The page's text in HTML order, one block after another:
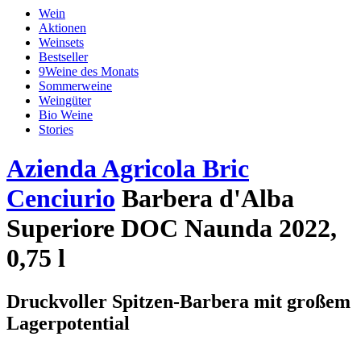
Wein
Aktionen
Weinsets
Bestseller
9Weine des Monats
Sommerweine
Weingüter
Bio Weine
Stories
Azienda Agricola Bric
Cenciurio Barbera d'Alba
Superiore DOC Naunda 2022,
0,75 l
Druckvoller Spitzen-Barbera mit großem
Lagerpotential